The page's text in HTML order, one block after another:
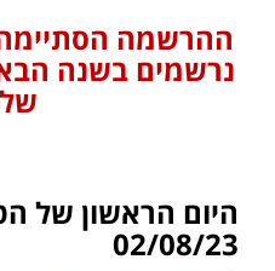
ההרשמה
נרשמים בשנה
היום הראשון של
02/08/23